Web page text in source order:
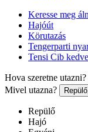
Keresse meg
Hajóút
Körutazás
Tengerparti
Tensi Cib
Hova szeretne utazni?
Mivel utazna?
Repülő
Hajó